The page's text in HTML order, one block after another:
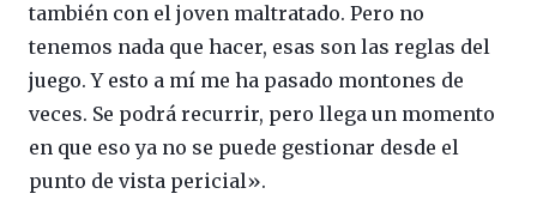
también con el joven maltratado. Pero no
tenemos nada que hacer, esas son las reglas del
juego. Y esto a mí me ha pasado montones de
veces. Se podrá recurrir, pero llega un momento
en que eso ya no se puede gestionar desde el
punto de vista pericial».